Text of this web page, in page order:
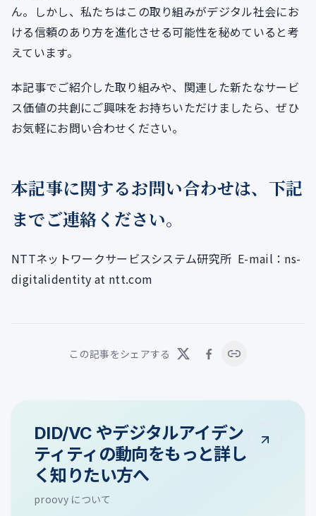
ん。しかし、私たちはこの取り組みがデジタル社会にお
ける信頼のあり方を進化させる可能性を秘めていると考
えています。
本記事でご紹介した取り組みや、関連した新たなサービ
ス価値の共創にご興味をお持ちいただけましたら、ぜひ
お気軽にお問い合わせください。
本記事に関するお問い合わせは、下記
までご連絡ください。
NTTネットワークサービスシステム研究所 E-mail：ns-
digitalidentity at ntt.com
この記事をシェアする
DID/VC やデジタルアイデン
ティティの動向をもっと詳し
く知りたい方へ
proovy について